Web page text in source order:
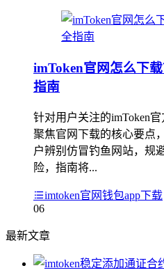
imToken官网怎么下
指南
针对用户关注的imToken
聚焦官网下载的核心要点
户辨别仿冒钓鱼网站，规
险，指南将...
imtoken官网钱包app下载
06
最新文章